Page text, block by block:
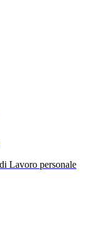
Lavoro personale